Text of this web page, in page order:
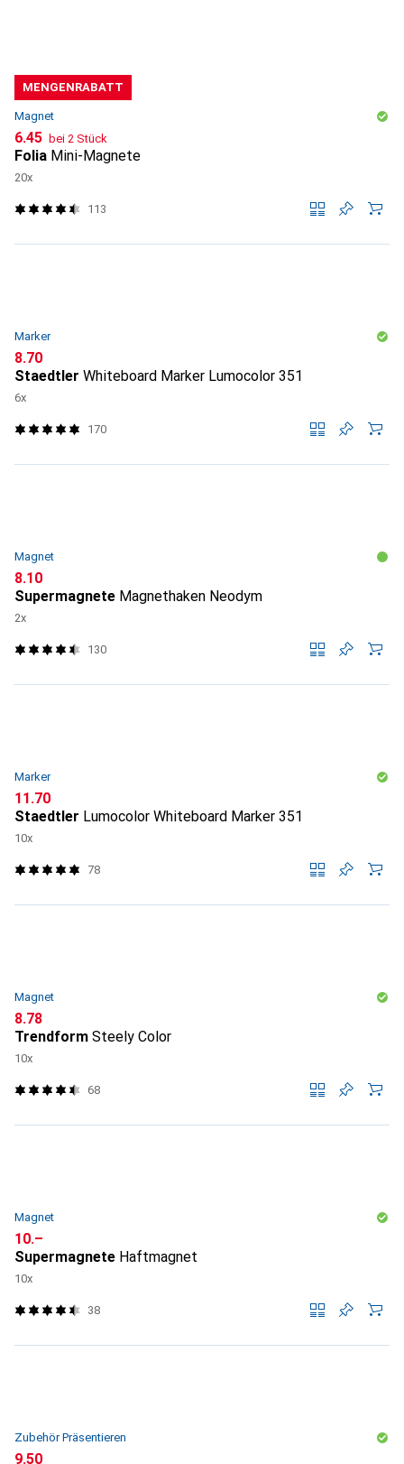
MENGENRABATT
Magnet
CHF
6.45 bei 2 Stück
Folia Mini-Magnete
20x
113
Marker
CHF
8.70
Staedtler Whiteboard Marker Lumocolor 351
6x
170
Magnet
CHF
8.10
Supermagnete Magnethaken Neodym
2x
130
Marker
CHF
11.70
Staedtler Lumocolor Whiteboard Marker 351
10x
78
Magnet
CHF
8.78
Trendform Steely Color
10x
68
Magnet
CHF
10.–
Supermagnete Haftmagnet
10x
38
Zubehör Präsentieren
CHF
9.50